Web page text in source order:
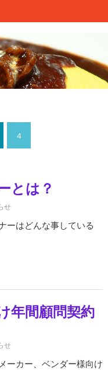
4
とは？
せ
ーはどんな事している
年間顧問契約
せ
ーカー、ベンダー様向け